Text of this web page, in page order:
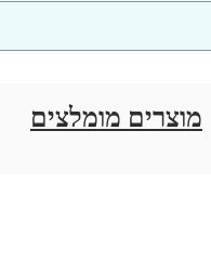
מוצרים מומלצים